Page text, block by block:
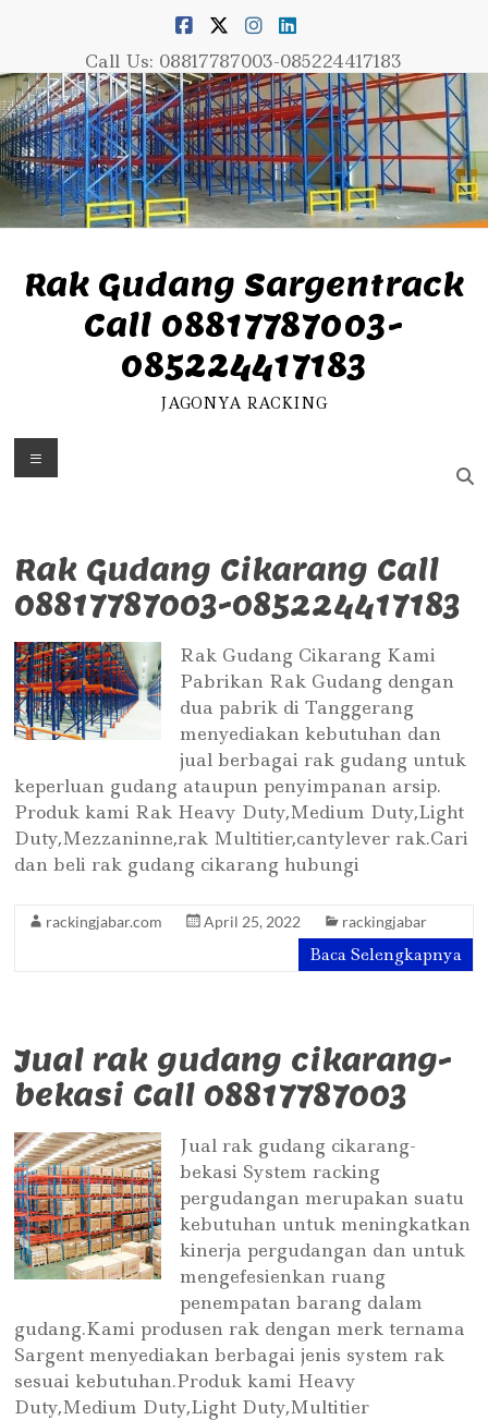
Call Us: 08817787003-085224417183
Rak Gudang Sargentrack
Call 08817787003-
085224417183
JAGONYA RACKING
Menu
Rak Gudang Cikarang Call
08817787003-085224417183
Rak Gudang Cikarang Kami
Pabrikan Rak Gudang dengan
dua pabrik di Tanggerang
menyediakan kebutuhan dan
jual berbagai rak gudang untuk
keperluan gudang ataupun penyimpanan arsip.
Produk kami Rak Heavy Duty,Medium Duty,Light
Duty,Mezzaninne,rak Multitier,cantylever rak.Cari
dan beli rak gudang cikarang hubungi
rackingjabar.com April 25, 2022 rackingjabar
Baca Selengkapnya
Jual rak gudang cikarang-
bekasi Call 08817787003
Jual rak gudang cikarang-
bekasi System racking
pergudangan merupakan suatu
kebutuhan untuk meningkatkan
kinerja pergudangan dan untuk
mengefesienkan ruang
penempatan barang dalam
gudang.Kami produsen rak dengan merk ternama
Sargent menyediakan berbagai jenis system rak
sesuai kebutuhan.Produk kami Heavy
Duty,Medium Duty,Light Duty,Multitier